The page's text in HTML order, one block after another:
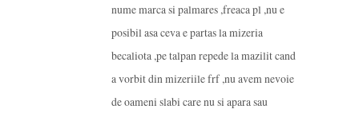
nume marca si palmares ,freaca pl ,nu e
posibil asa ceva e partas la mizeria
becaliota ,pe talpan repede la mazilit cand
a vorbit din mizeriile frf ,nu avem nevoie
de oameni slabi care nu si apara sau